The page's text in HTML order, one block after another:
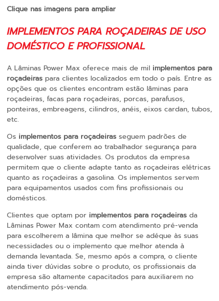
Clique nas imagens para ampliar
IMPLEMENTOS PARA ROÇADEIRAS DE USO
DOMÉSTICO E PROFISSIONAL
A Lâminas Power Max oferece mais de mil implementos para
roçadeiras para clientes localizados em todo o país. Entre as
opções que os clientes encontram estão lâminas para
roçadeiras, facas para roçadeiras, porcas, parafusos,
ponteiras, embreagens, cilindros, anéis, eixos cardan, tubos,
etc.
Os implementos para roçadeiras seguem padrões de
qualidade, que conferem ao trabalhador segurança para
desenvolver suas atividades. Os produtos da empresa
permitem que o cliente adapte tanto as roçadeiras elétricas
quanto as roçadeiras a gasolina. Os implementos servem
para equipamentos usados com fins profissionais ou
domésticos.
Clientes que optam por implementos para roçadeiras da
Lâminas Power Max contam com atendimento pré-venda
para escolherem a lâmina que melhor se adéque às suas
necessidades ou o implemento que melhor atenda à
demanda levantada. Se, mesmo após a compra, o cliente
ainda tiver dúvidas sobre o produto, os profissionais da
empresa são altamente capacitados para auxiliarem no
atendimento pós-venda.